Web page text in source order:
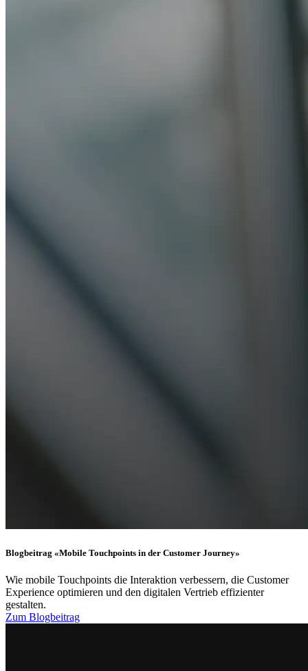
Blogbeitrag «Mobile Touchpoints in der Customer Journey»
Wie mobile Touchpoints die Interaktion verbessern, die Customer
Experience optimieren und den digitalen Vertrieb effizienter
gestalten.
Zum Blogbeitrag